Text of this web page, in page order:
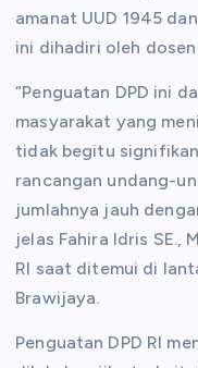
amanat UUD 1945
ini dihadiri oleh
“Penguatan DPD ini
masyarakat yang
tidak begitu
rancangan undang-
jumlahnya jauh
jelas Fahira Idris SE.,
RI saat ditemui di
Brawijaya.
Penguatan DPD RI